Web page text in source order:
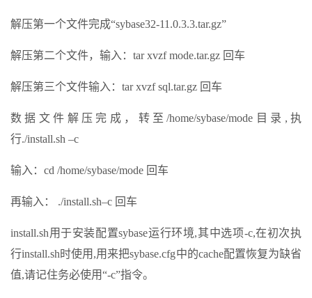
解压第一个文件完成“sybase32-11.0.3.3.tar.gz”
解压第二个文件，输入：tar xvzf mode.tar.gz 回车
解压第三个文件输入：tar xvzf sql.tar.gz 回车
数据文件解压完成，转至/home/sybase/mode目录,执
行./install.sh –c
输入：cd /home/sybase/mode 回车
再输入： ./install.sh–c 回车
install.sh用于安装配置sybase运行环境,其中选项-c,在初次执
行install.sh时使用,用来把sybase.cfg中的cache配置恢复为缺省
值,请记住务必使用“-c”指令。